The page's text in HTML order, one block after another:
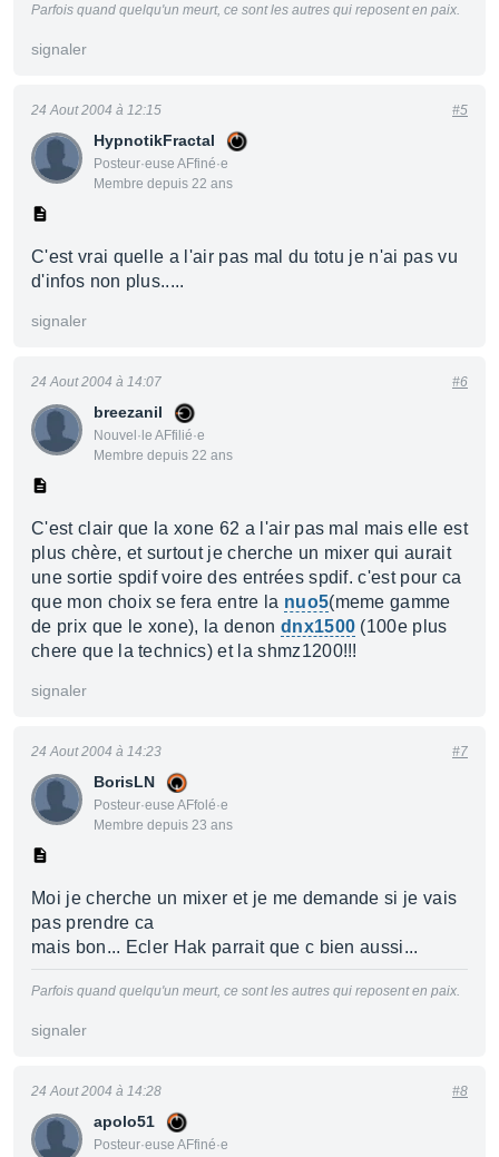
Parfois quand quelqu'un meurt, ce sont les autres qui reposent en paix.
signaler
HypnotikFractal
Posteur·euse AFfiné·e
Membre depuis 22 ans
24 Aout 2004 à 12:15 #5
C'est vrai quelle a l'air pas mal du totu je n'ai pas vu
d'infos non plus.....
signaler
breezanil
Nouvel·le AFfilié·e
Membre depuis 22 ans
24 Aout 2004 à 14:07 #6
C'est clair que la xone 62 a l'air pas mal mais elle est
plus chère, et surtout je cherche un mixer qui aurait
une sortie spdif voire des entrées spdif. c'est pour ca
que mon choix se fera entre la nuo5(meme gamme
de prix que le xone), la denon dnx1500 (100e plus
chere que la technics) et la shmz1200!!!
signaler
BorisLN
Posteur·euse AFfolé·e
Membre depuis 23 ans
24 Aout 2004 à 14:23 #7
Moi je cherche un mixer et je me demande si je vais
pas prendre ca
mais bon... Ecler Hak parrait que c bien aussi...
Parfois quand quelqu'un meurt, ce sont les autres qui reposent en paix.
signaler
apolo51
Posteur·euse AFfiné·e
24 Aout 2004 à 14:28 #8